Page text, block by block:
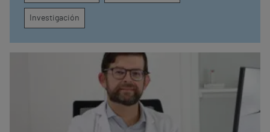
a los pacientes con enfermedades hepáticas
Investigación